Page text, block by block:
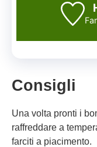
Consigli
Una volta pronti i
raffreddare a
farciti a piacimento.